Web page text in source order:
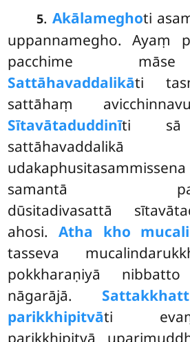
5. Akālameghoti
uppannamegho. Ayaṃ
pacchime
Sattāhavaddalikāti
sattāhaṃ
Sītavātaduddinīti sā
sattāhavaddalikā
samantā
dūsitadivasattā
ahosi. Atha kho
tasseva
pokkharaṇiyā nibbatto
nāgarājā.
parikkhipitvāti
parikkhipitvā